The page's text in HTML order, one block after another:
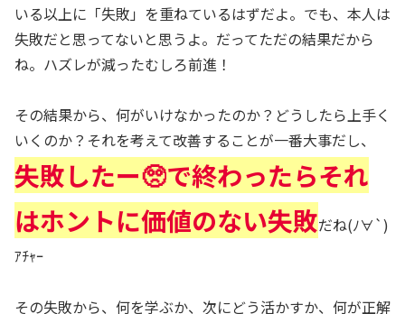
いる以上に「失敗」を重ねているはずだよ。でも、本人は
失敗だと思ってないと思うよ。だってただの結果だから
ね。ハズレが減ったむしろ前進！
その結果から、何がいけなかったのか？どうしたら上手く
いくのか？それを考えて改善することが一番大事だし、
失敗したー🥺で終わったらそれ
はホントに価値のない失敗だね(ﾉ∀`)
ｱﾁｬｰ
その失敗から、何を学ぶか、次にどう活かすか、何が正解